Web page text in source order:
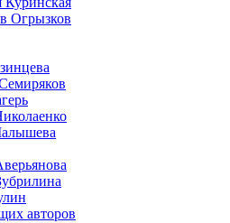
Огрызков
авторов